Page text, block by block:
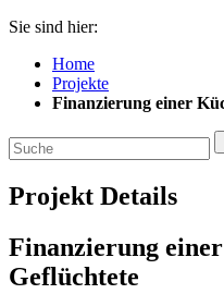
Sie sind hier:
Home
Projekte
Finanzierung einer
Projekt Details
Finanzierung
Geflüchtete